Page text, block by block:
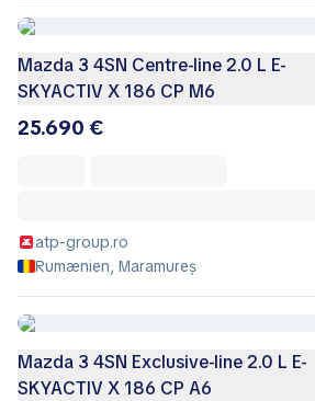
Mazda 3 4SN Centre-line 2.0 L E-
SKYACTIV X 186 CP M6
25.690 €
atp-group.ro
Rumænien, Maramureș
Mazda 3 4SN Exclusive-line 2.0 L E-
SKYACTIV X 186 CP A6